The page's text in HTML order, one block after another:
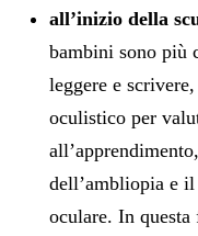
all’inizio della
bambini sono più
leggere e
oculistico per
dell’ambliopia e
oculare. In questa